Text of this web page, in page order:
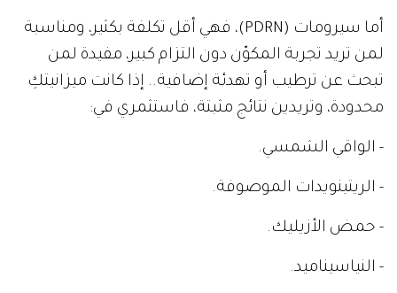
أما سيرومات (PDRN)، فهي أقل تكلفة بكثير، ومناسبة
لمن تريد تجربة المكوّن دون التزام كبير، مفيدة لمن
تبحث عن ترطيب أو تهدئة إضافية.. إذا كانت ميزانيتكِ
محدودة، وتريدين نتائج مثبتة، فاستثمري في:
- الواقي الشمسي.
- الريتينويدات الموصوفة.
- حمض الأزيليك.
- النياسيناميد.